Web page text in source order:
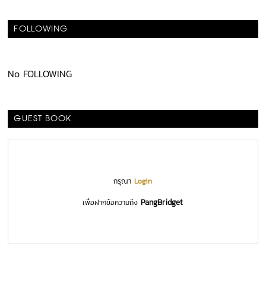
FOLLOWING
No FOLLOWING
GUEST BOOK
กรุณาLogin
เพื่อฝากข้อความถึงPangBridget